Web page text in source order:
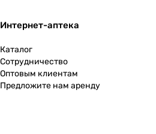
Интернет-аптека
Каталог
Сотрудничество
Оптовым клиентам
Предложите нам аренду